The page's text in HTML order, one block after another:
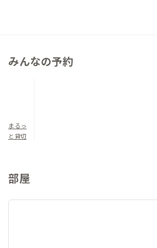
然な出会いを楽しんだり、より仕事
カフェでは、スペシャルティコーヒー
コワーキングスペースに併設されたシ
みんなの予約
まるっ
と貸切
部屋